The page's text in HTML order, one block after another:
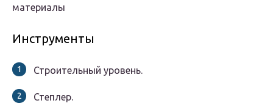
материалы
Инструменты
Строительный уровень.
Степлер.